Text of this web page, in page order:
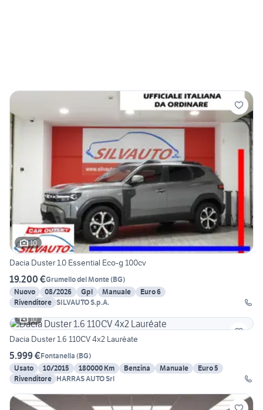
10
Dacia Duster 1.0 Essential Eco-g 100cv
19.200 €Grumello del Monte(BG)
Nuovo
08/2026 Gpl Manuale
Euro 6
Rivenditore SILVAUTO S.p.A.
10
Dacia Duster 1.6 110CV 4x2 Lauréate
5.999 €Fontanella (BG)
Usato
10/2015 180000 Km Benzina Manuale
Euro 5
Rivenditore
HARRAS AUTO Srl